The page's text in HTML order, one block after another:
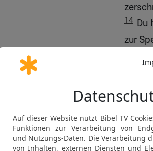
14 Du
zur
Sonne
Du
18